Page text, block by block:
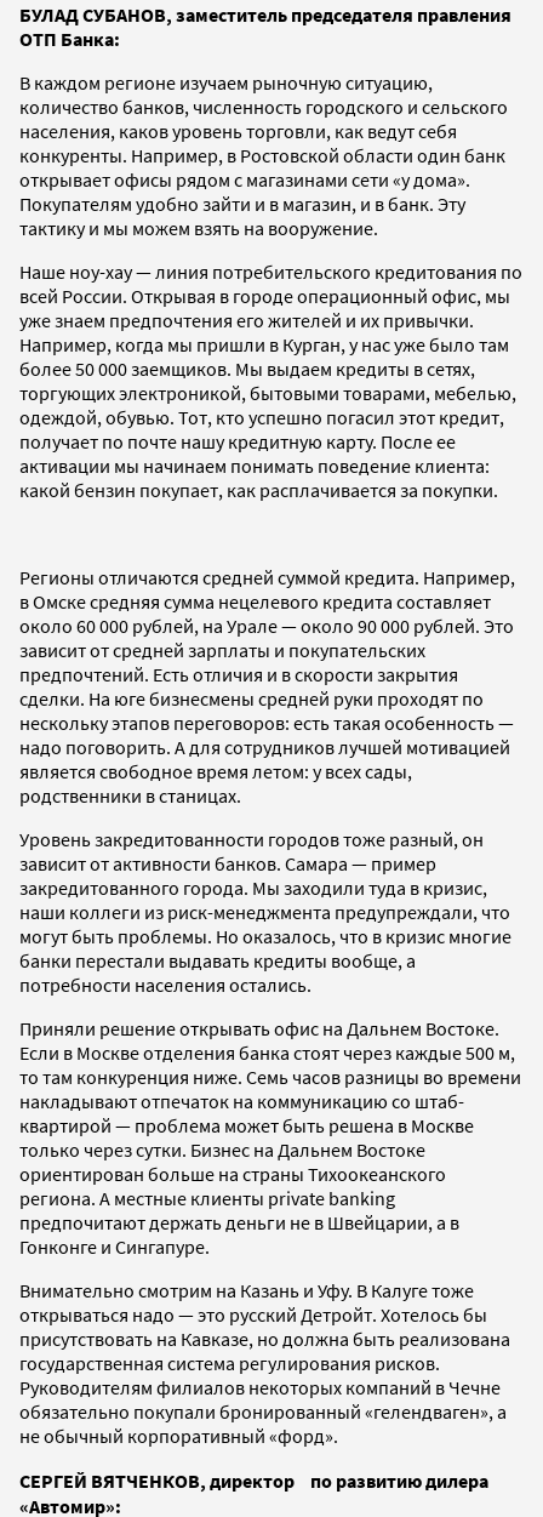
БУЛАД СУБАНОВ, заместитель председателя правления
ОТП Банка:
В каждом регионе изучаем рыночную ситуацию,
количество банков, численность городского и сельского
населения, каков уровень торговли, как ведут себя
конкуренты. Например, в Ростовской области один банк
открывает офисы рядом с магазинами сети «у дома».
Покупателям удобно зайти и в магазин, и в банк. Эту
тактику и мы можем взять на вооружение.
Наше ноу-хау — линия потребительского кредитования по
всей России. Открывая в городе операционный офис, мы
уже знаем предпочтения его жителей и их привычки.
Например, когда мы пришли в Курган, у нас уже было там
более 50 000 заемщиков. Мы выдаем кредиты в сетях,
торгующих электроникой, бытовыми товарами, мебелью,
одеждой, обувью. Тот, кто успешно погасил этот кредит,
получает по почте нашу кредитную карту. После ее
активации мы начинаем понимать поведение клиента:
какой бензин покупает, как расплачивается за покупки.
Регионы отличаются средней суммой кредита. Например,
в Омске средняя сумма нецелевого кредита составляет
около 60 000 рублей, на Урале — около 90 000 рублей. Это
зависит от средней зарплаты и покупательских
предпочтений. Есть отличия и в скорости закрытия
сделки. На юге бизнесмены средней руки проходят по
нескольку этапов переговоров: есть такая особенность —
надо поговорить. А для сотрудников лучшей мотивацией
является свободное время летом: у всех сады,
родственники в станицах.
Уровень закредитованности городов тоже разный, он
зависит от активности банков. Самара — пример
закредитованного города. Мы заходили туда в кризис,
наши коллеги из риск-менеджмента предупреждали, что
могут быть проблемы. Но оказалось, что в кризис многие
банки перестали выдавать кредиты вообще, а
потребности населения остались.
Приняли решение открывать офис на Дальнем Востоке.
Если в Москве отделения банка стоят через каждые 500 м,
то там конкуренция ниже. Семь часов разницы во времени
накладывают отпечаток на коммуникацию со штаб-
квартирой — проблема может быть решена в Москве
только через сутки. Бизнес на Дальнем Востоке
ориентирован больше на страны Тихоокеанского
региона. А местные клиенты private banking
предпочитают держать деньги не в Швейцарии, а в
Гонконге и Сингапуре.
Внимательно смотрим на Казань и Уфу. В Калуге тоже
открываться надо — это русский Детройт. Хотелось бы
присутствовать на Кавказе, но должна быть реализована
государственная система регулирования рисков.
Руководителям филиалов некоторых компаний в Чечне
обязательно покупали бронированный «гелендваген», а
не обычный корпоративный «форд».
СЕРГЕЙ ВЯТЧЕНКОВ, директор по развитию дилера
«Автомир»: